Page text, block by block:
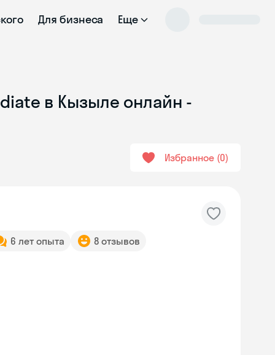
Для бизнеса Еще
в Кызыле онлайн -
Избранное 0
6 лет опыта 8 отзывов